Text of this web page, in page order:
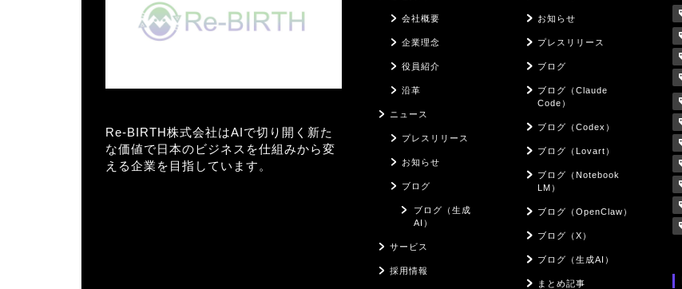
Re-BIRTH株式会社はAIで切り開く新た
な価値で日本のビジネスを仕組みから変
える企業を目指しています。
会社概要
企業理念
役員紹介
沿革
ニュース
プレスリリース
お知らせ
ブログ
ブログ（生成
AI）
サービス
採用情報
お知らせ
プレスリリース
ブログ
ブログ（Claude
Code）
ブログ（Codex）
ブログ（Lovart）
ブログ（Notebook
LM）
ブログ（OpenClaw）
ブログ（X）
ブログ（生成AI）
まとめ記事